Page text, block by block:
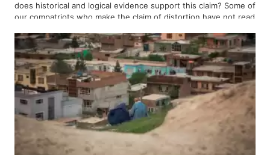
does historical and logical evidence support this claim? Some of
our compatriots who make the claim of distortion have not read